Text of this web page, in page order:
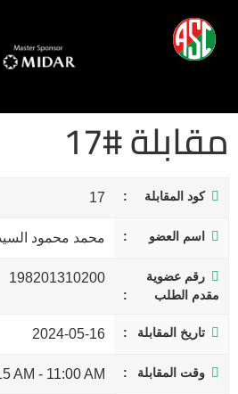
مقابلة #17
كود المقابلة 17
اسم العضو محمد محمود
رقم عضوية
مقدم الطلب
198201310200
تاريخ المقابلة 2024-05-16
وقت المقابلة 11:00 AM
-
AM